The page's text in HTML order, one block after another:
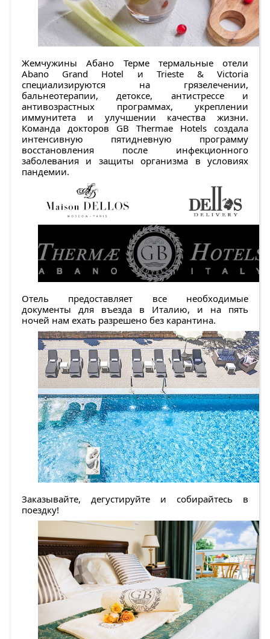
Жемчужины Абано Терме термальные отели
Abano Grand Hotel и Trieste & Victoria
специализируются на грязелечении,
бальнеотерапии, детоксе, антистрессе и
антивозрастных программах, укреплении
иммунитета и улучшении качества жизни.
Команда докторов GB Thermae Hotels создала
интенсивную пятидневную программу
восстановления после инфекционного
заболевания и защиты организма в условиях
пандемии.
Отель предоставляет все необходимые
документы для въезда в Италию, и на пять
ночей нам ехать разрешено без карантина.
Заказывайте, дегустируйте и собирайтесь в
поездку!